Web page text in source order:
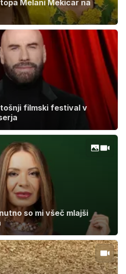
Melani Mekicar na
filmski festival v
so mi všeč mlajši